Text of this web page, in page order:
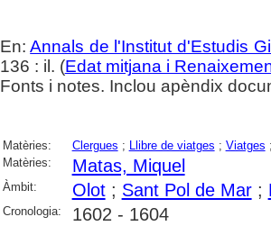
En:Annals de l'Institut d'Estudis
136 : il. (Edat mitjana i
Fonts i notes. Inclou apèndix
Matèries: Clergues ; Llibre de viatges ; Viatges
Matèries:
Matas, Miquel
Àmbit: Olot; Sant Pol de Mar;
Cronologia: 1602 - 1604